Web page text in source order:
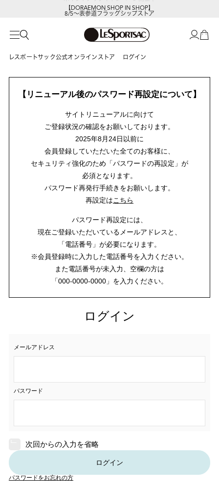
【DORAEMON SHOP IN SHOP】
8/5～表参道フラッグシップストア
レスポートサック公式オンラインストア ログイン
【リニューアル後のパスワード再設定について】
サイトリニューアルに向けて
ご登録状況の確認をお願いしております。
2025年8月24日以前に
会員登録していただいた全てのお客様に、
セキュリティ強化のため「パスワードの再設定」が
必須となります。
パスワード再発行手続きをお願いします。
再設定はこちら
パスワード再設定には、
現在ご登録いただいているメールアドレスと、
「電話番号」が必要になります。
※会員登録時に入力した電話番号を入力ください。
また電話番号が未入力、空欄の方は
「000-0000-0000」を入力ください。
ログイン
メールアドレス
パスワード
次回からの入力を省略
ログイン
パスワードをお忘れの方